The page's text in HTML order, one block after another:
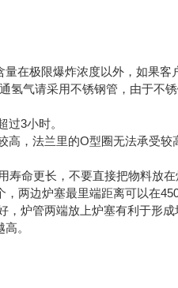
在极限爆炸浓度以外，如果客
氢气请采用不锈钢管，由于不
过3小时。
，法兰里的O型圈无法承受
寿命更长，不要直接把物料
两边炉塞最里端距离可以在
炉管两端放上炉塞有利于形成
。